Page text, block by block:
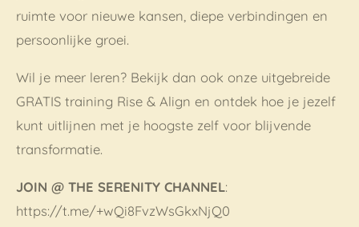
ruimte voor nieuwe kansen, diepe verbindingen en
persoonlijke groei.
Wil je meer leren? Bekijk dan ook onze uitgebreide
GRATIS training Rise & Align en ontdek hoe je jezelf
kunt uitlijnen met je hoogste zelf voor blijvende
transformatie.
JOIN @ THE SERENITY CHANNEL:
https://t.me/+wQi8FvzWsGkxNjQ0